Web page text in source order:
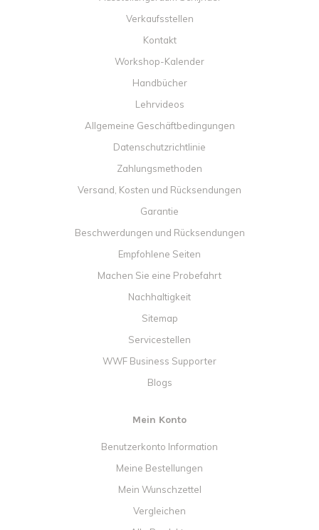
Verkaufsstellen
Kontakt
Workshop-Kalender
Handbücher
Lehrvideos
Allgemeine Geschäftbedingungen
Datenschutzrichtlinie
Zahlungsmethoden
Versand, Kosten und Rücksendungen
Garantie
Beschwerdungen und Rücksendungen
Empfohlene Seiten
Machen Sie eine Probefahrt
Nachhaltigkeit
Sitemap
Servicestellen
WWF Business Supporter
Blogs
Mein Konto
Benutzerkonto Information
Meine Bestellungen
Mein Wunschzettel
Vergleichen